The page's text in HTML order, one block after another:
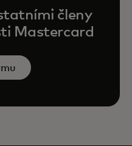
členy
Mastercard